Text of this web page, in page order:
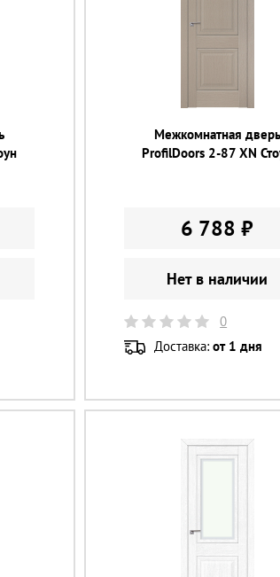
Межкомнатная дверь
ProfilDoors 2-87 XN
6 788 ₽
Нет в наличии
0
Доставка:от 1 дня